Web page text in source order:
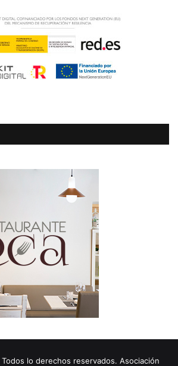
lo derechos reservados. Asociación